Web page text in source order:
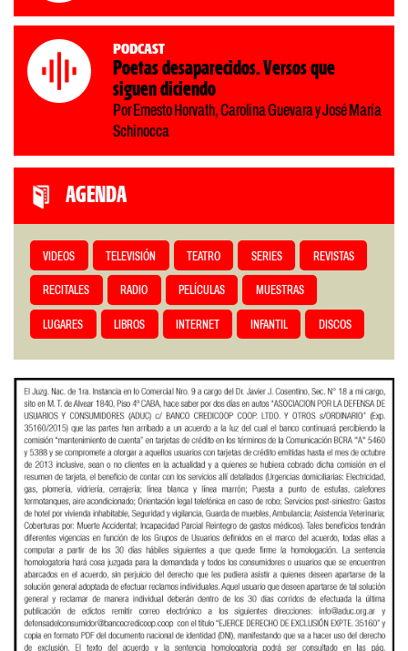
Podcast
Poetas desaparecidos. Versos que
siguen diciendo
Por Ernesto Horvath, Carolina Guevara y José María
Schinocca
AGENDA
VIDEOS TELEVISIÓN TEATRO SERIES REVISTAS
RECITALES RADIO PELÍCULAS MUESTRAS
LUGARES LIBROS INTERNET INFANTIL DISCOS